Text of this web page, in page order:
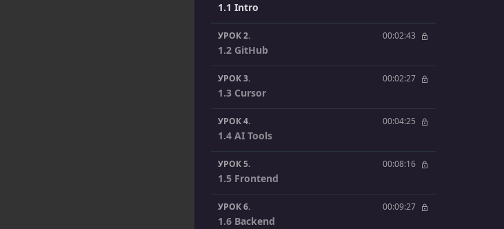
1.1 Intro
УРОК 2. 00:02:43
1.2 GitHub
УРОК 3. 00:02:27
1.3 Cursor
УРОК 4. 00:04:25
1.4 AI Tools
УРОК 5. 00:08:16
1.5 Frontend
УРОК 6. 00:09:27
1.6 Backend